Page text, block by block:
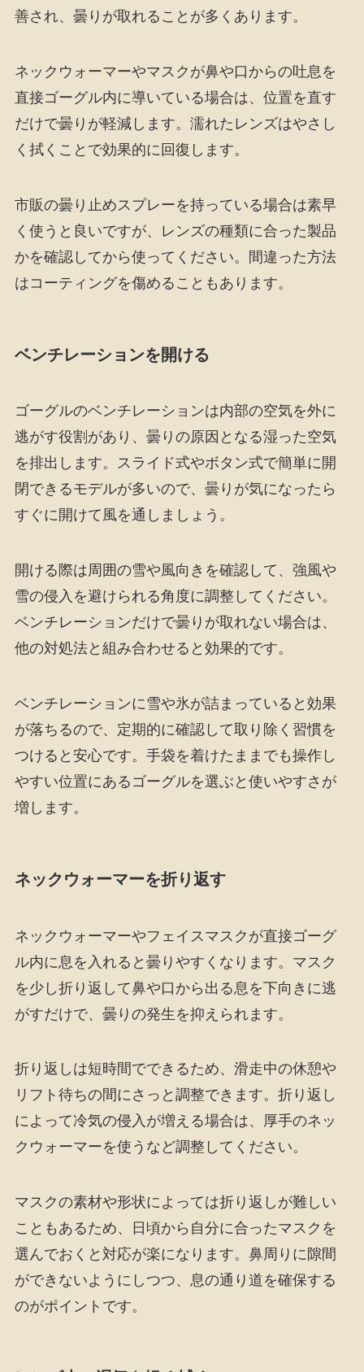
善され、曇りが取れることが多くあります。
ネックウォーマーやマスクが鼻や口からの吐息を
直接ゴーグル内に導いている場合は、位置を直す
だけで曇りが軽減します。濡れたレンズはやさし
く拭くことで効果的に回復します。
市販の曇り止めスプレーを持っている場合は素早
く使うと良いですが、レンズの種類に合った製品
かを確認してから使ってください。間違った方法
はコーティングを傷めることもあります。
ベンチレーションを開ける
ゴーグルのベンチレーションは内部の空気を外に
逃がす役割があり、曇りの原因となる湿った空気
を排出します。スライド式やボタン式で簡単に開
閉できるモデルが多いので、曇りが気になったら
すぐに開けて風を通しましょう。
開ける際は周囲の雪や風向きを確認して、強風や
雪の侵入を避けられる角度に調整してください。
ベンチレーションだけで曇りが取れない場合は、
他の対処法と組み合わせると効果的です。
ベンチレーションに雪や氷が詰まっていると効果
が落ちるので、定期的に確認して取り除く習慣を
つけると安心です。手袋を着けたままでも操作し
やすい位置にあるゴーグルを選ぶと使いやすさが
増します。
ネックウォーマーを折り返す
ネックウォーマーやフェイスマスクが直接ゴーグ
ル内に息を入れると曇りやすくなります。マスク
を少し折り返して鼻や口から出る息を下向きに逃
がすだけで、曇りの発生を抑えられます。
折り返しは短時間でできるため、滑走中の休憩や
リフト待ちの間にさっと調整できます。折り返し
によって冷気の侵入が増える場合は、厚手のネッ
クウォーマーを使うなど調整してください。
マスクの素材や形状によっては折り返しが難しい
こともあるため、日頃から自分に合ったマスクを
選んでおくと対応が楽になります。鼻周りに隙間
ができないようにしつつ、息の通り道を確保する
のがポイントです。